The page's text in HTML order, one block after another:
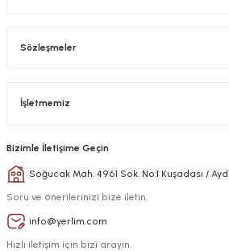
Sözleşmeler
İşletmemiz
Bizimle İletişime Geçin
Soğucak Mah. 4961 Sok. No:1 Kuşadası /
Soru ve önerilerinizi bize iletin.
info@yerlim.com
Hızlı iletişim için bizi arayın.